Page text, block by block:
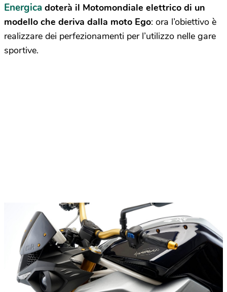
Energica doterà il Motomondiale elettrico di un
modello che deriva dalla moto Ego: ora l’obiettivo è
realizzare dei perfezionamenti per l’utilizzo nelle gare
sportive.